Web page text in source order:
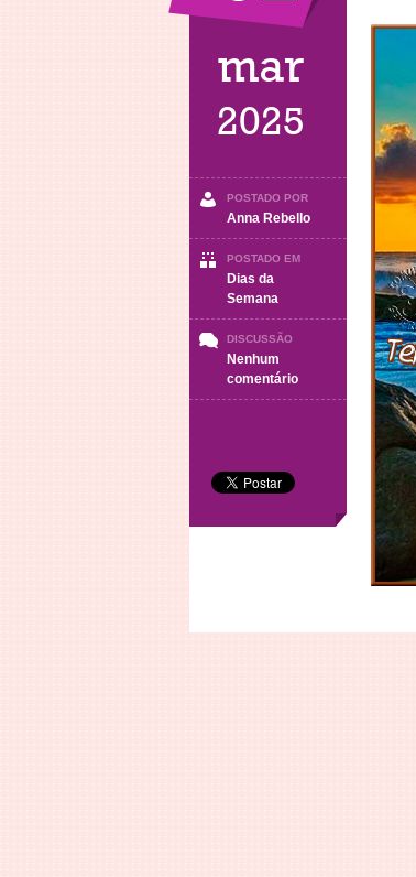
mar
2025
POSTADO POR
Anna Rebello
POSTADO EM
Dias da
Semana
DISCUSSÃO
Nenhum
comentárioem
BOA